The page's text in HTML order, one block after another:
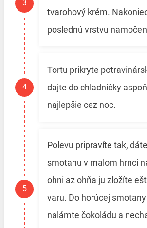
tvarohový krém.
poslednú vrstvu
Tortu prikryte
dajte do chladničky
najlepšie cez noc.
Polevu pripravíte tak,
smotanu v malom hrnci
ohni az ohňa ju zložíte
varu. Do horúcej
nalámte čokoládu a